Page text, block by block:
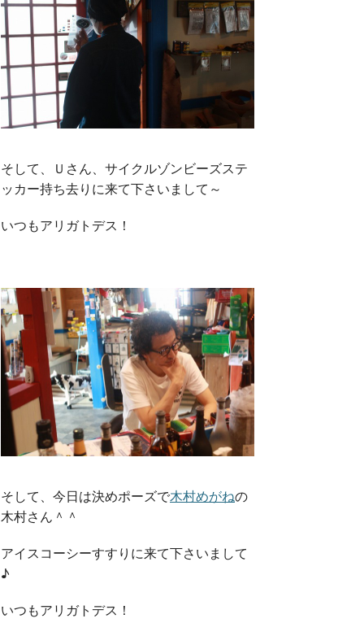
そして、Ｕさん、サイクルゾンビーズステ
ッカー持ち去りに来て下さいまして～
いつもアリガトデス！
そして、今日は決めポーズで木村めがねの
木村さん＾＾
アイスコーシーすすりに来て下さいまして
♪
いつもアリガトデス！